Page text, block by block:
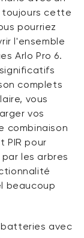
toujours cette
pourriez
l'ensemble
Arlo Pro 6.
complets
vous
vos
combinaison
PIR pour
les arbres
beaucoup
batteries avec